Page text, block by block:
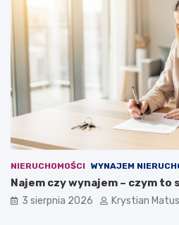
NIERUCHOMOŚCI WYNAJEM
Najem czy wynajem – czym to
3 sierpnia 2026 Krystian